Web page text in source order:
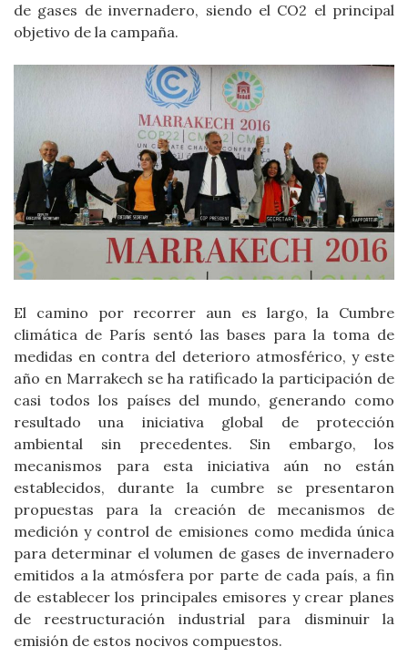
de gases de invernadero, siendo el CO2 el principal
objetivo de la campaña.
El camino por recorrer aun es largo, la Cumbre
climática de París sentó las bases para la toma de
medidas en contra del deterioro atmosférico, y este
año en Marrakech se ha ratificado la participación de
casi todos los países del mundo, generando como
resultado una iniciativa global de protección
ambiental sin precedentes. Sin embargo, los
mecanismos para esta iniciativa aún no están
establecidos, durante la cumbre se presentaron
propuestas para la creación de mecanismos de
medición y control de emisiones como medida única
para determinar el volumen de gases de invernadero
emitidos a la atmósfera por parte de cada país, a fin
de establecer los principales emisores y crear planes
de reestructuración industrial para disminuir la
emisión de estos nocivos compuestos.